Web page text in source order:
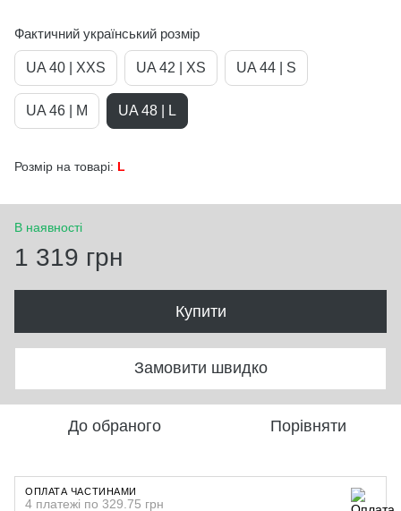
Фактичний український розмір
UA 40 | XXS UA 42 | XS UA 44 | S
UA 46 | M UA 48 | L
Розмір на товарі: L
В наявності
1 319 грн
Купити
Замовити швидко
До обраного Порівняти
ОПЛАТА ЧАСТИНАМИ
4 платежі по 329.75 грн